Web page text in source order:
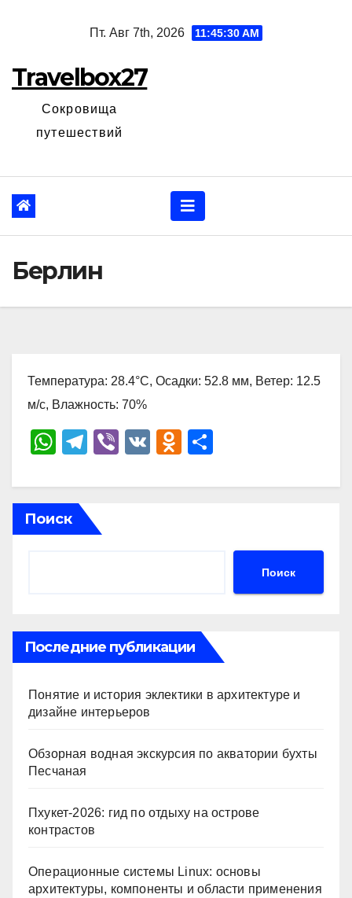
Пт. Авг 7th, 2026 11:45:31 AM
Travelbox27
Сокровища
путешествий
Берлин
Температура: 28.4°C, Осадки: 52.8 мм, Ветер: 12.5
м/с, Влажность: 70%
W
at
s
A
T
e
gr
a
Vi
er
V
O
n
ki
р
ть
Поиск
Поиск
Последние публикации
Понятие и история эклектики в архитектуре и
дизайне интерьеров
Обзорная водная экскурсия по акватории бухты
Песчаная
Пхукет-2026: гид по отдыху на острове
контрастов
Операционные системы Linux: основы
архитектуры, компоненты и области применения